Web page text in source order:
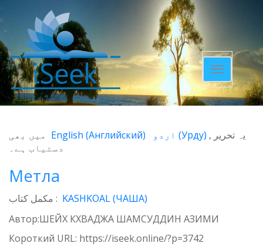
Toggle
navigation
یہ تحریر (Урду)
English (Английский)
میں بھی
دستیاب ہے۔
Метла
مکمل کتاب : KASHKOAL (ЧАША)
Автор:ШЕЙХ КХВАДЖА ШАМСУДДИН АЗИМИ
Короткий URL: https://iseek.online/?p=3742